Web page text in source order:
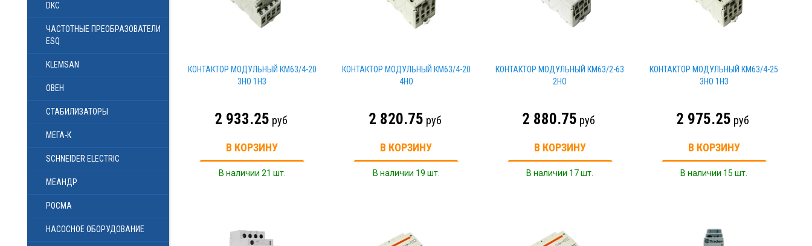
DKC
ЧАСТОТНЫЕ ПРЕОБРАЗОВАТЕЛИ
ESQ
KLEMSAN
ОВЕН
СТАБИЛИЗАТОРЫ
МЕГА-К
SCHNEIDER ELECTRIC
МЕАНДР
РОСМА
НАСОСНОЕ ОБОРУДОВАНИЕ
КОНТАКТОР МОДУЛЬНЫЙ КМ63/4-20
3НО 1НЗ
2 933.25 руб
В КОРЗИНУ
В наличии 21 шт.
КОНТАКТОР МОДУЛЬНЫЙ КМ63/4-20
4НО
2 820.75 руб
В КОРЗИНУ
В наличии 19 шт.
КОНТАКТОР МОДУЛЬНЫЙ КМ63/2-63
2НО
2 880.75 руб
В КОРЗИНУ
В наличии 17 шт.
КОНТАКТОР МОДУЛЬНЫЙ КМ63/4-25
3НО 1НЗ
2 975.25 руб
В КОРЗИНУ
В наличии 15 шт.